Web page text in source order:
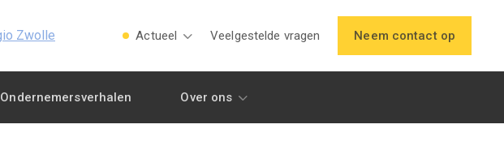
Actueel Veelgestelde vragen Neem contact op
Ondernemersverhalen Over ons